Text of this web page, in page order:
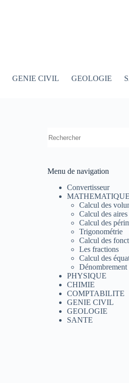
GENIE CIVIL GEOLOGIE
Menu de navigation
Convertisseur
Calcul des
Calcul des aires
Calcul des
Trigonométrie
Calcul des
Les fractions
Calcul des
PHYSIQUE
CHIMIE
COMPTABILITE
GENIE CIVIL
GEOLOGIE
SANTE